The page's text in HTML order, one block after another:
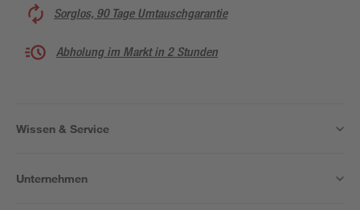
Sorglos, 90 Tage Umtauschgarantie
Abholung im Markt in 2 Stunden
Wissen & Service
Unternehmen